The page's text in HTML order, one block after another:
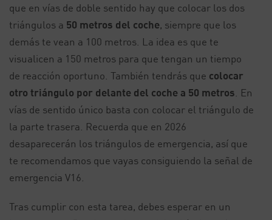
que en vías de doble sentido hay que colocar los dos
triángulos a 50 metros del coche, siempre que los
demás te vean a 100 metros. La idea es que te
visualicen a 150 metros para que tengan un tiempo
de reacción oportuno. También tendrás que colocar
otro triángulo por delante del coche a 50 metros . En
vías de sentido único basta con colocar el triángulo de
la parte trasera. Recuerda que en 2026
desaparecerán los triángulos de emergencia, así que
te recomendamos que vayas consiguiendo la señal de
emergencia V16.
Tras cumplir con esta tarea, debes esperar en un